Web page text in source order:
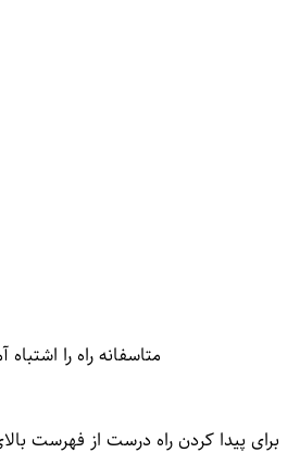
متاسفانه راه را اشتباه
برای پیدا کردن راه درست از فهرست